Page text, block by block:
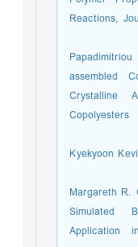
Reactions,
19.
assembled
Crystalline
20. Kyekyoon
21.
Simulated
Application